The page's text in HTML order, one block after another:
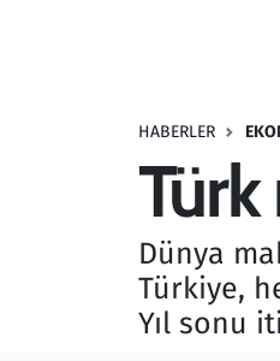
HABERLER
Dünya
Türkiye,
Yıl sonu
Savunma Sanayi
Seçim 2023